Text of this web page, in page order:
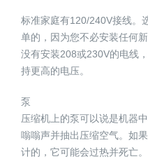
标准家庭有120/240V接线。
单的，因为您不必安装任何
没有安装208或230V的电线
持更高的电压。
泵
压缩机上的泵可以说是机器
嗡嗡声并抽出压缩空气。如
计的，它可能会过热并死亡。